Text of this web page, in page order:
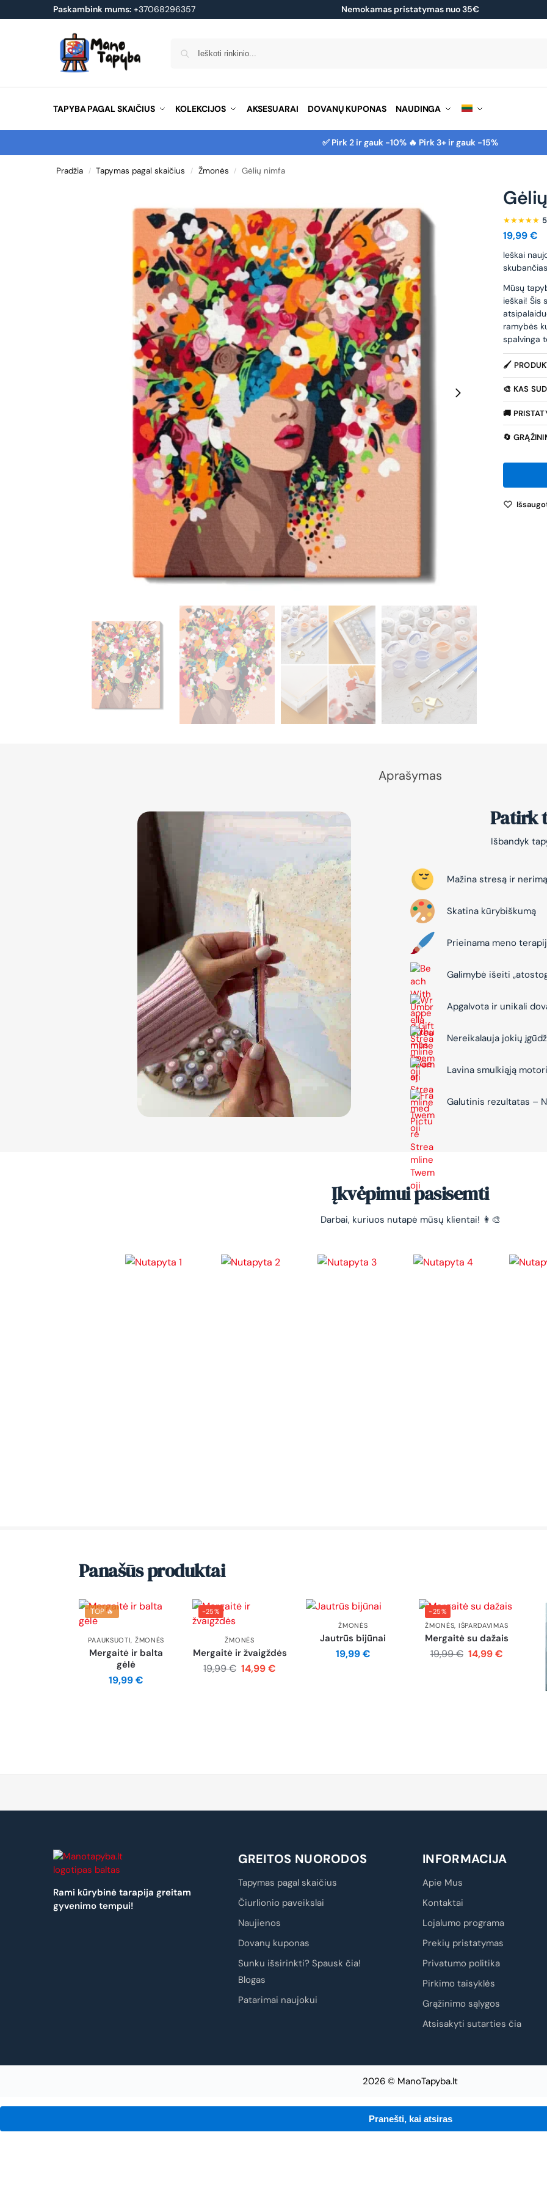
Paskambink mums: +37068296357 Nemokamas pristatymas nuo 35€
TAPYBA PAGAL SKAIČIUS KOLEKCIJOS AKSESUARAI DOVANŲ KUPONAS NAUDINGA
✅ Pirk 2 ir gauk -10% 🔥 Pirk 3+ ir gauk -15%
Pradžia / Tapymas pagal skaičius / Žmonės / Gėlių nimfa
★★★★★
19,99€
leškai
Mūsų
ieškai! Šis
ramybės
spalvinga
🖌️
🎨 KAS
🚚
🔄
Aprašymas
Patirk
Išbandyk
Mažina stresą ir nerimą
Skatina kūrybiškumą
Prieinama meno
Galimybė išeiti
Apgalvota ir unikali
Nereikalauja jokių
Lavina smulkiąją
Galutinis rezultatas –
Įkvėpimui pasisemti
Darbai, kuriuos nutapė mūsų klientai! 👩‍🎨
Panašūs produktai
TOP 🔥
PAAUKSUOTI, ŽMONĖS
Mergaitė ir balta
gėlė
19,99€
-25%
ŽMONĖS
Mergaitė ir žvaigždės
19,99€ 14,99€
ŽMONĖS
Jautrūs bijūnai
19,99€
-25%
ŽMONĖS, IŠPARDAVIMAS
Mergaitė su dažais
19,99€ 14,99€
Rami kūrybinė tarapija greitam
gyvenimo tempui!
GREITOS NUORODOS
Tapymas pagal skaičius
Čiurlionio paveikslai
Naujienos
Dovanų kuponas
Sunku išsirinkti? Spausk čia!
Blogas
Patarimai naujokui
INFORMACIJA
Apie Mus
Kontaktai
Lojalumo programa
Prekių pristatymas
Privatumo politika
Pirkimo taisyklės
Grąžinimo sąlygos
Atsisakyti sutarties čia
2026 © ManoTapyba.lt